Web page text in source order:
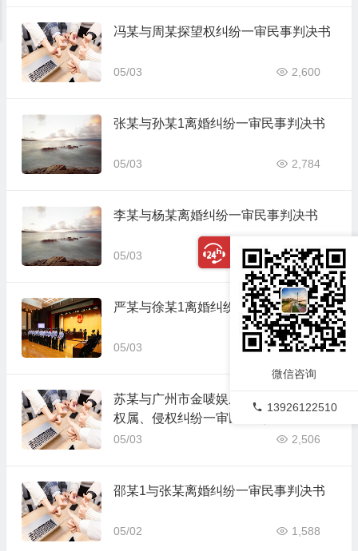
冯某与周某探望权纠纷一审民事判决书
05/03 2,600
张某与孙某1离婚纠纷一审民事判决书
05/03 2,784
李某与杨某离婚纠纷一审民事判决书
05/03 2,327
严某与徐某1离婚纠纷一审民事判决书
05/03 1,690
苏某与广州市金唛娱乐有限公司著作权
权属、侵权纠纷一审民事判决书
05/03 2,506
邵某1与张某离婚纠纷一审民事判决书
05/02 1,588
微信咨询
13926122510